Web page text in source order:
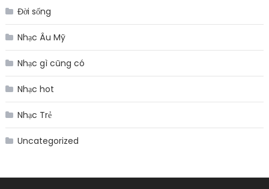
Đời sống
Nhạc Âu Mỹ
Nhạc gì cũng có
Nhạc hot
Nhạc Trẻ
Uncategorized